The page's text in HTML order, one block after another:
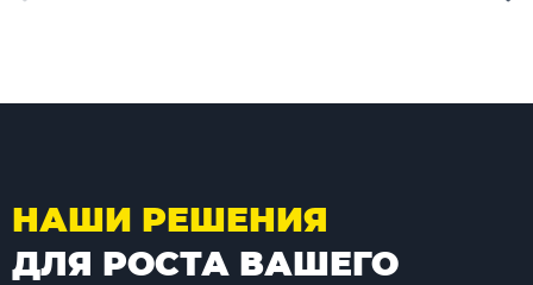
НАШИ РЕШЕНИЯ
ДЛЯ РОСТА ВАШЕГО